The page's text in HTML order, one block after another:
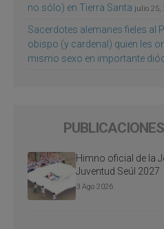
no sólo) en Tierra Santa julio 25,
Sacerdotes alemanes fieles al
obispo (y cardenal) quien les
mismo sexo en importante
Himno oficial de la
Juventud Seúl 2027
3 Ago 2026